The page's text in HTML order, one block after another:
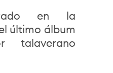
en la
último álbum
talaverano